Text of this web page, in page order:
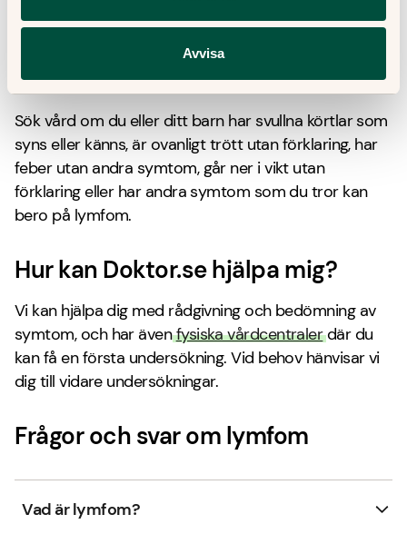
Avvisa
svår sjukdom och deras anhöriga.
När bör jag söka vård?
Sök vård om du eller ditt barn har svullna körtlar som
syns eller känns, är ovanligt trött utan förklaring, har
feber utan andra symtom, går ner i vikt utan
förklaring eller har andra symtom som du tror kan
bero på lymfom.
Hur kan Doktor.se hjälpa mig?
Vi kan hjälpa dig med rådgivning och bedömning av
symtom, och har ävenfysiska vårdcentralerdär du
kan få en första undersökning. Vid behov hänvisar vi
dig till vidare undersökningar.
Frågor och svar om lymfom
Vad är lymfom?